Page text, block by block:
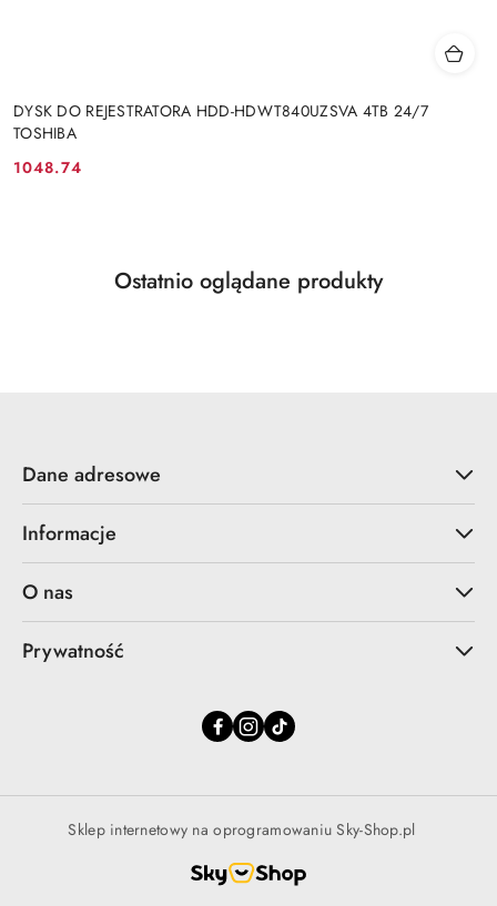
DYSK DO REJESTRATORA HDD-HDWT840UZSVA 4TB 24/7
TOSHIBA
Cena:
1048.74
Pomiń karuzelę produktów
Produkty
Ostatnio oglądane produkty
Dane adresowe
Informacje
O nas
Prywatność
Sklep internetowy na oprogramowaniu Sky-Shop.pl